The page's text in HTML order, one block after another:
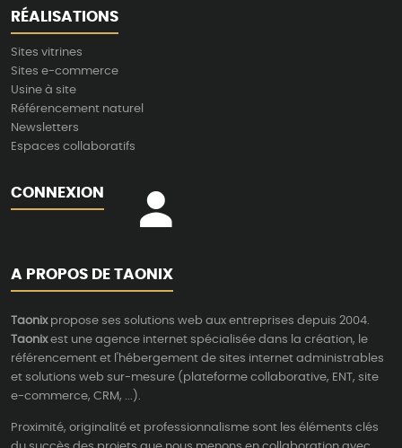
RÉALISATIONS
Sites vitrines
Sites e-commerce
Usine à site
Référencement naturel
Newsletters
Espaces collaboratifs
CONNEXION
A PROPOS DE TAONIX
Taonixpropose ses solutions web aux entreprises depuis 2004.
Taonixest une agence internet spécialisée dans la création, le
référencement et l'hébergement de sites internet administrables
et solutions web sur-mesure (plateforme collaborative, ENT, site
e-commerce, CRM, ...).
Proximité, originalité et professionnalisme sont les éléments clés